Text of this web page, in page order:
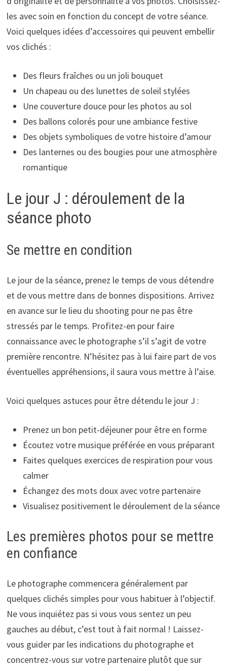
les avec soin en fonction du concept de votre séance.
Voici quelques idées d’accessoires qui peuvent embellir
vos clichés :
Des fleurs fraîches ou un joli bouquet
Un chapeau ou des lunettes de soleil stylées
Une couverture douce pour les photos au sol
Des ballons colorés pour une ambiance festive
Des objets symboliques de votre histoire d’amour
Des lanternes ou des bougies pour une atmosphère
romantique
Le jour J : déroulement de la
séance photo
Se mettre en condition
Le jour de la séance, prenez le temps de vous détendre
et de vous mettre dans de bonnes dispositions. Arrivez
en avance sur le lieu du shooting pour ne pas être
stressés par le temps. Profitez-en pour faire
connaissance avec le photographe s’il s’agit de votre
première rencontre. N’hésitez pas à lui faire part de vos
éventuelles appréhensions, il saura vous mettre à l’aise.
Voici quelques astuces pour être détendu le jour J :
Prenez un bon petit-déjeuner pour être en forme
Écoutez votre musique préférée en vous préparant
Faites quelques exercices de respiration pour vous
calmer
Échangez des mots doux avec votre partenaire
Visualisez positivement le déroulement de la séance
Les premières photos pour se mettre
en confiance
Le photographe commencera généralement par
quelques clichés simples pour vous habituer à l’objectif.
Ne vous inquiétez pas si vous vous sentez un peu
gauches au début, c’est tout à fait normal ! Laissez-
vous guider par les indications du photographe et
concentrez-vous sur votre partenaire plutôt que sur